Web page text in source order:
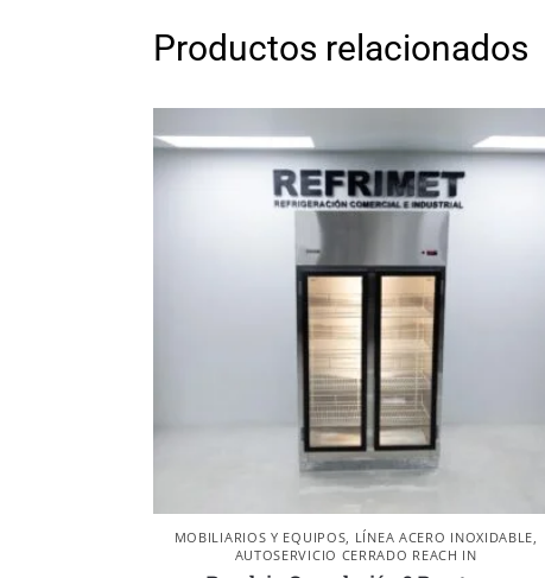
Productos relacionados
MOBILIARIOS Y EQUIPOS, LÍNEA ACERO INOXIDABLE,
AUTOSERVICIO CERRADO REACH IN